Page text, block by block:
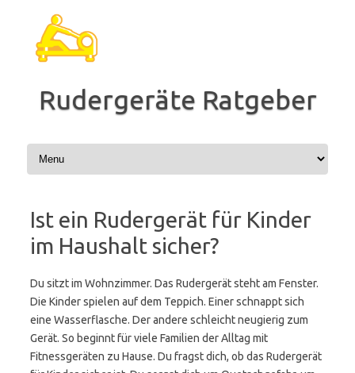
springen
Rudergeräte Ratgeber
Ist ein Rudergerät für Kinder
im Haushalt sicher?
Du sitzt im Wohnzimmer. Das Rudergerät steht am Fenster.
Die Kinder spielen auf dem Teppich. Einer schnappt sich
eine Wasserflasche. Der andere schleicht neugierig zum
Gerät. So beginnt für viele Familien der Alltag mit
Fitnessgeräten zu Hause. Du fragst dich, ob das Rudergerät